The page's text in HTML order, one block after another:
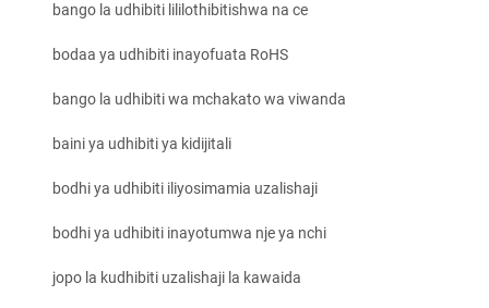
bango la udhibiti lililothibitishwa na ce
bodaa ya udhibiti inayofuata RoHS
bango la udhibiti wa mchakato wa viwanda
baini ya udhibiti ya kidijitali
bodhi ya udhibiti iliyosimamia uzalishaji
bodhi ya udhibiti inayotumwa nje ya nchi
jopo la kudhibiti uzalishaji la kawaida